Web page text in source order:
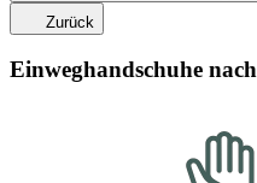
Zurück
Einweghandschuhe